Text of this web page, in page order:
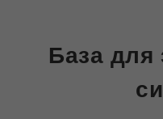
База для